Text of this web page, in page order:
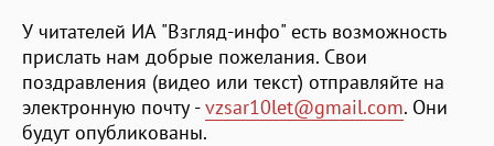
У читателей ИА "Взгляд-инфо" есть возможность
прислать нам добрые пожелания. Свои
поздравления (видео или текст) отправляйте на
электронную почту -vzsar10let@gmail.com. Они
будут опубликованы.